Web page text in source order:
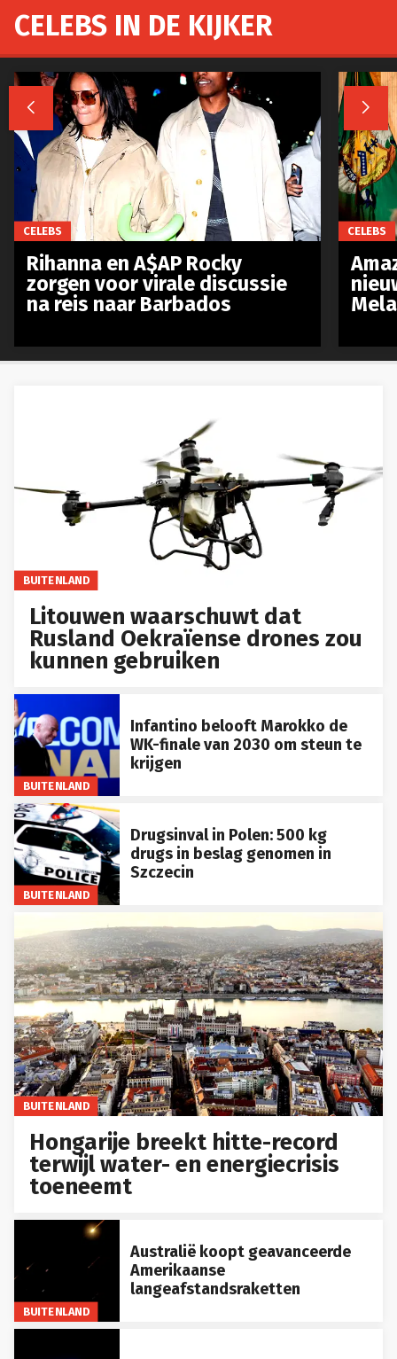
BUITENLAND
Litouwen waarschuwt dat
Rusland Oekraïense drones zou
kunnen gebruiken
BUITENLAND
Infantino belooft Marokko de
WK-finale van 2030 om steun te
krijgen
BUITENLAND
Drugsinval in Polen: 500 kg
drugs in beslag genomen in
Szczecin
BUITENLAND
Hongarije breekt hitte-record
terwijl water- en energiecrisis
toeneemt
BUITENLAND
Australië koopt geavanceerde
Amerikaanse
langeafstandsraketten
CELEBS IN DE KIJKER
 
CELEBS
Rihanna en A$AP Rocky
zorgen voor virale discussie
na reis naar Barbados
CELEBS